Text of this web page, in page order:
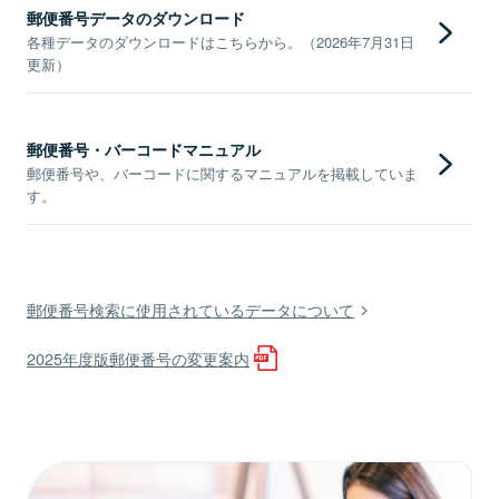
郵便番号データのダウンロード
各種データのダウンロードはこちらから。（2026年7月31日
更新）
郵便番号・バーコードマニュアル
郵便番号や、バーコードに関するマニュアルを掲載していま
す。
郵便番号検索に使用されているデータについて
2025年度版郵便番号の変更案内